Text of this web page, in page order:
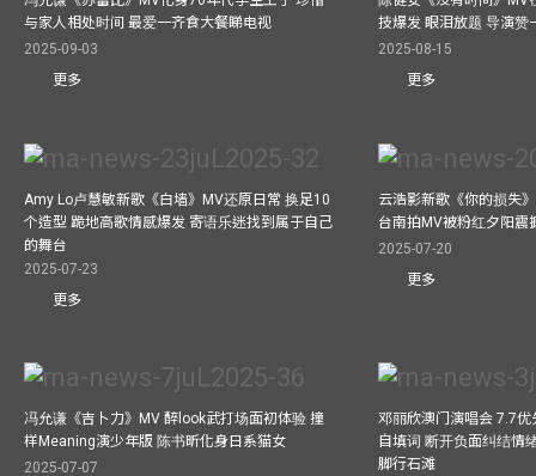
与家人相处时间 最爱一齐食大餐睇电视
2025-09-03
更多
技爆发 眼泪放题 导演
2025-08-15
更多
Amy Lo卢慧敏新歌《白墙》MV还原日常 换足10
个造型 跪地高歌情感爆发 寄语乐迷找到属于自己
的舞台
2025-07-23
更多
云浩影新歌《你的损失
台南拍MV被粉红夕阳震
2025-07-20
更多
冯允谦《吉卜力》MV 醉look武打场面初体验 撞
样Meaning演少年版 陈书昕化身日系猫女
2025-07-07
邓丽欣澳门演唱会 7.7
自填词 断开负面纠结情
脚行石滩